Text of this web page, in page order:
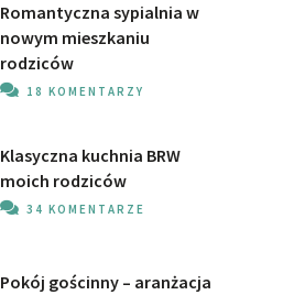
Romantyczna sypialnia w
nowym mieszkaniu
rodziców
18 KOMENTARZY
Klasyczna kuchnia BRW
moich rodziców
34 KOMENTARZE
Pokój gościnny – aranżacja